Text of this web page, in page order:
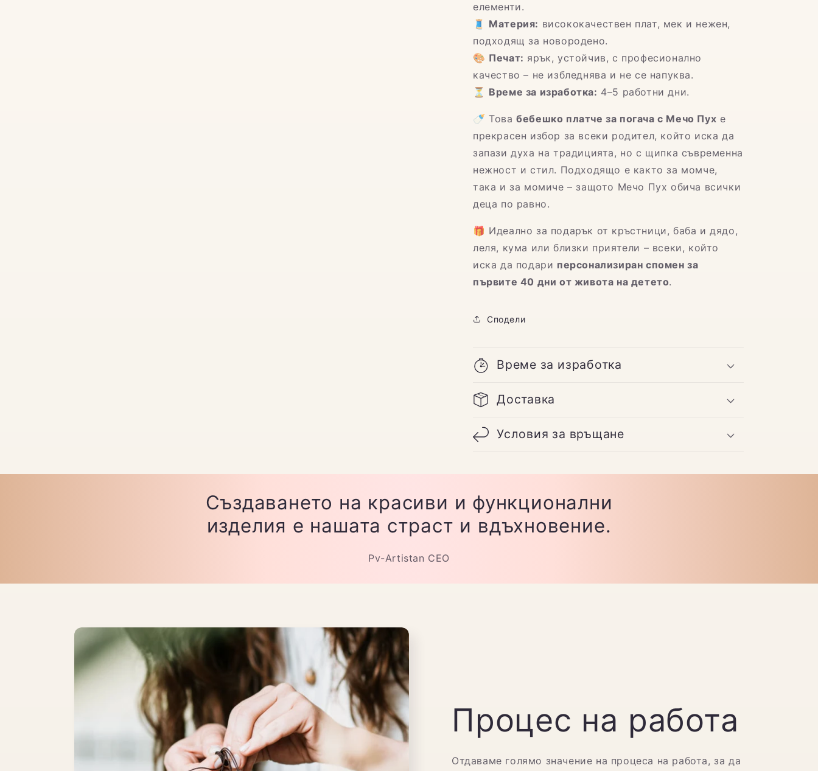
елементи.
🧵 Материя: висококачествен плат, мек и нежен,
подходящ за новородено.
🎨 Печат: ярък, устойчив, с професионално
качество – не избледнява и не се напуква.
⏳ Време за изработка: 4–5 работни дни.
🍼 Товабебешко платче за погача с Мечо Пух е
прекрасен избор за всеки родител, който иска да
запази духа на традицията, но с щипка съвременна
нежност и стил. Подходящо е както за момче,
така и за момиче – защото Мечо Пух обича всички
деца по равно.
🎁 Идеално за подарък от кръстници, баба и дядо,
леля, кума или близки приятели – всеки, който
иска да подари персонализиран спомен за
първите 40 дни от живота на детето.
Сподели
Време за изработка
Доставка
Условия за връщане
Създаването на красиви и функционални
изделия е нашата страст и вдъхновение.
Pv-Artistan CEO
Процес на работа
Отдаваме голямо значение на процеса на работа, за да